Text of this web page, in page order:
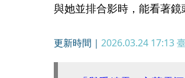
與她並排合影時，能看著鏡
更新時間｜ 2026.03.24 17:13